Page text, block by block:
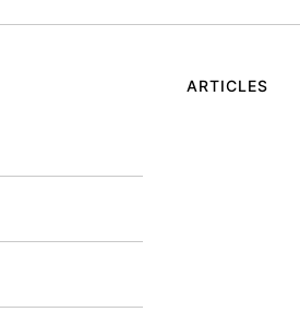
ARTICLES